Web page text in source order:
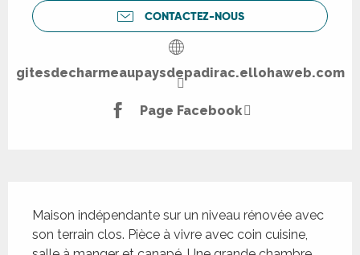
CONTACTEZ-NOUS
gitesdecharmeaupaysdepadirac.ellohaweb.com
Page Facebook
Maison indépendante sur un niveau rénovée avec
son terrain clos. Pièce à vivre avec coin cuisine,